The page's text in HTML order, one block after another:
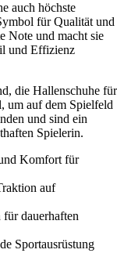
auch höchste
für Qualität und
Note und macht sie
und Effizienz
die Hallenschuhe für
um auf dem Spielfeld
und sind ein
Spielerin.
Komfort für
auf
dauerhaften
Sportausrüstung